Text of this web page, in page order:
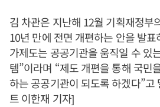
김 차관은 지난해 12월 기획재정부
10년 만에 전면 개편하는 안을 발
가제도는 공공기관을 움직일 수 있
템”이라며 “제도 개편을 통해 국민
하는 공공기관이 되도록 하겠다”고
트 이한재 기자]